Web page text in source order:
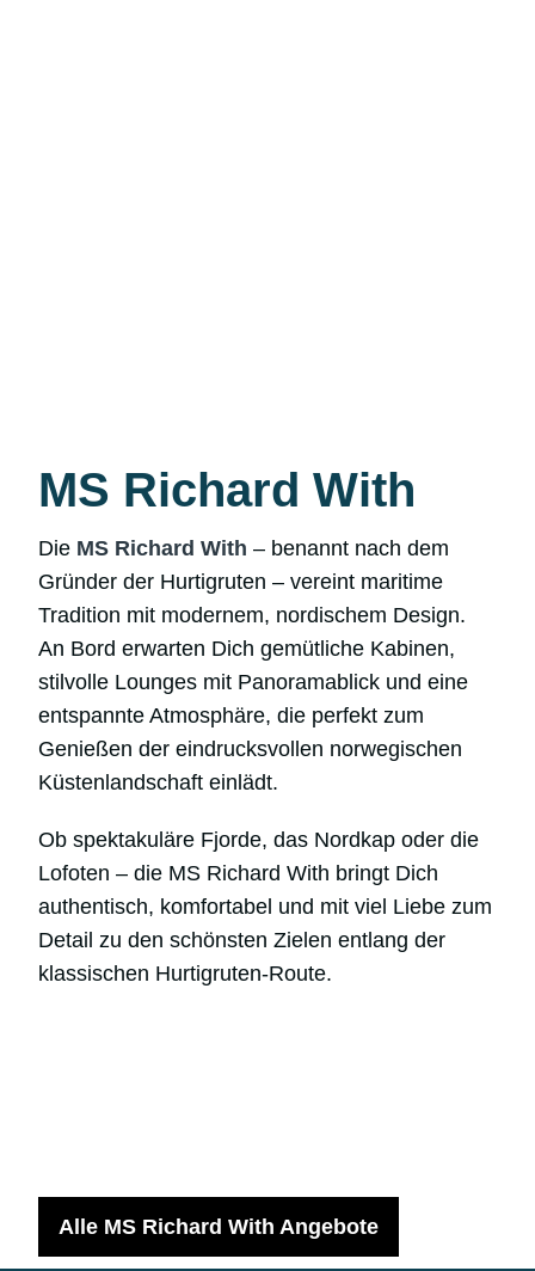
MS Richard With
Die MS Richard With – benannt nach dem
Gründer der Hurtigruten – vereint maritime
Tradition mit modernem, nordischem Design.
An Bord erwarten Dich gemütliche Kabinen,
stilvolle Lounges mit Panoramablick und eine
entspannte Atmosphäre, die perfekt zum
Genießen der eindrucksvollen norwegischen
Küstenlandschaft einlädt.
Ob spektakuläre Fjorde, das Nordkap oder die
Lofoten – die MS Richard With bringt Dich
authentisch, komfortabel und mit viel Liebe zum
Detail zu den schönsten Zielen entlang der
klassischen Hurtigruten-Route.
Alle MS Richard With Angebote